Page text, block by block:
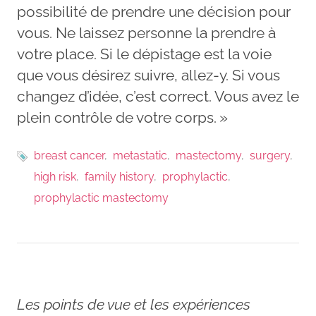
possibilité de prendre une décision pour
vous. Ne laissez personne la prendre à
votre place. Si le dépistage est la voie
que vous désirez suivre, allez-y. Si vous
changez d’idée, c’est correct. Vous avez le
plein contrôle de votre corps. »
breast cancer metastatic mastectomy
surgery
high risk
family history
prophylactic
prophylactic mastectomy
Les points de vue et les expériences